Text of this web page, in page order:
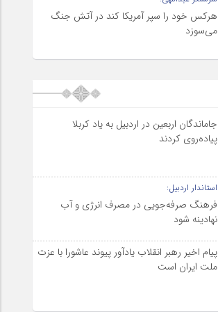
هرکس خود را سپر آمریکا کند در آتش جنگ
می‌سوزد
جاماندگان اربعین در اردبیل به یاد کربلا
پیاده‌روی کردند
استاندار اردبیل:
فرهنگ صرفه‌جویی در مصرف انرژی و آب
نهادینه شود
پیام اخیر رهبر انقلاب یادآور پیوند عاشورا با عزت
ملت ایران است